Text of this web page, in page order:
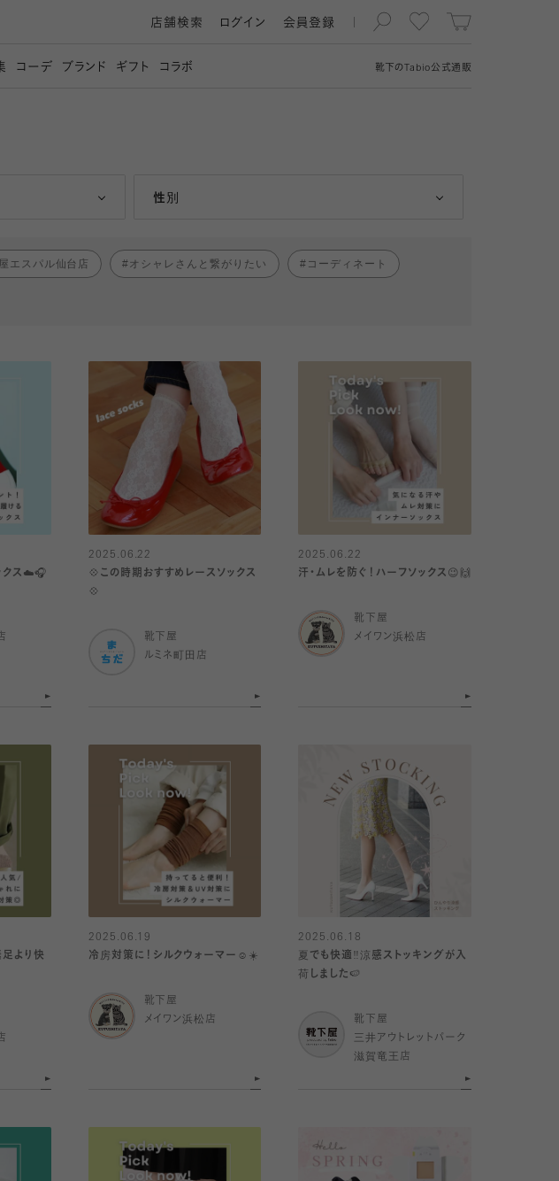
靴下の Tabio公式通販
店舗検索 ログイン 会員登録
コーデ ブランド ギフト コラボ
性別
女性
エスパル仙台店 オシャレさんと繋がりたい コーディネート
クス☁️🎧
2025.06.22
💠この時期おすすめレースソックス
💠
靴下屋
ルミネ町田店
2025.06.22
汗・ムレを防ぐ！ハーフソックス😉🙌
靴下屋
メイワン浜松店
より快
2025.06.19
冷房対策に！シルクウォーマー☺️☀️
靴下屋
メイワン浜松店
2025.06.18
夏でも快適‼️涼感ストッキングが入
荷しました🍉
靴下屋
三井アウトレットパーク
滋賀竜王店